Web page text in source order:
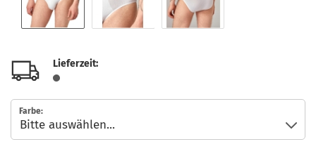
Lieferzeit:
Farbe: